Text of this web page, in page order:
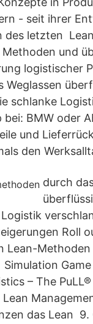
- seit ihrer
des letzten
Methoden und
logistischer
Weglassen
schlanke
BMW oder
und
den
durch
Roll
Lean-
– The
das Lean 9.